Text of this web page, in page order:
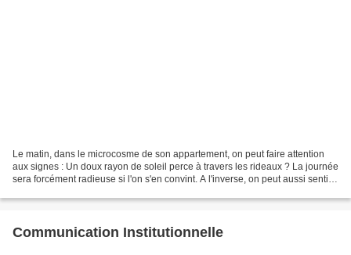
Le matin, dans le microcosme de son appartement, on peut faire attention
aux signes : Un doux rayon de soleil perce à travers les rideaux ? La journée
sera forcément radieuse si l'on s'en convint. A l'inverse, on peut aussi sentir
Communication Institutionnelle